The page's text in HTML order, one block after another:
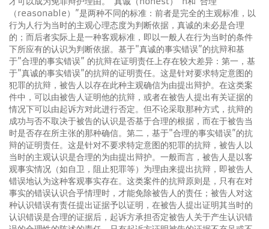
（reasonable）”是两种不同的标准：前者是完全的主观标准，以
行为人行为当时的主观心理态度为判断依据，真诚的未必是合理
的；而后者实际上是一种客观标准，即以一般人在行为当时的条件
下所应有的认识为判断依据。基于"真诚的事实错误”的抗辩和基
于"合理的事实错误” 的抗辩在证明责任上存在较大差异：第一，基
于"真诚的事实错误”的抗辩的证明责任。这是针对要求特定意图的
犯罪的抗辩，被告人以存在此种主观确信为由提出辩护。在这类案
件中，可以由被告人证明他的抗辩，或者在被告人提出有关证据的
情况下可以由起诉方对此进行否定。但不论采取那种方式，抗辩的
成功与否不取决于被告的认识是否基于合理的根据，而在于被告当
时是否存在所主张的那种确信。第二，基于"合理的事实错误”的抗
辩的证明责任。这是针对不要求特定意图的犯罪的抗辩，被告人以
当时的主观认识是合理的为由提出辩护。一般而言，被告人是以客
观事实情况（如自卫，阻止犯罪等）为理由来提出抗辩，即被告人
错误地认为这种客观事实存在。这类案件的抗辩原则是，只有在对
事实的错误认识合乎情理时，才能免除被告人的责任；被告人对这
种认识错误有责任提出证据予以证明，在被告人提出证明其当时的
认识错误是合理的证据后，起诉方承担否定被告人关于产生认识错